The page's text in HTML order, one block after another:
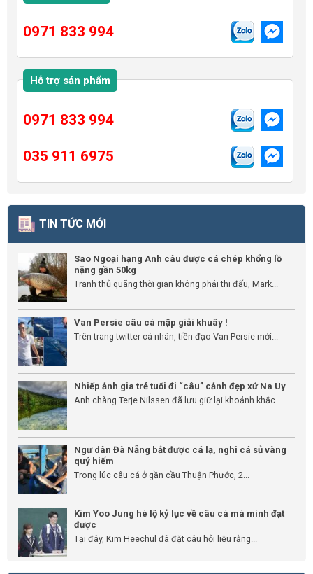
0971 833 994
Hỗ trợ sản phẩm
0971 833 994
035 911 6975
TIN TỨC MỚI
Sao Ngoại hạng Anh câu được cá chép khổng lồ
nặng gần 50kg
Tranh thủ quãng thời gian không phải thi đấu, Mark...
Van Persie câu cá mập giải khuây !
Trên trang twitter cá nhân, tiền đạo Van Persie mới...
Nhiếp ảnh gia trẻ tuổi đi “câu” cảnh đẹp xứ Na Uy
Anh chàng Terje Nilssen đã lưu giữ lại khoảnh khắc...
Ngư dân Đà Nẵng bắt được cá lạ, nghi cá sủ vàng
quý hiếm
Trong lúc câu cá ở gần cầu Thuận Phước, 2...
Kim Yoo Jung hé lộ kỷ lục về câu cá mà mình đạt
được
Tại đây, Kim Heechul đã đặt câu hỏi liệu rằng...